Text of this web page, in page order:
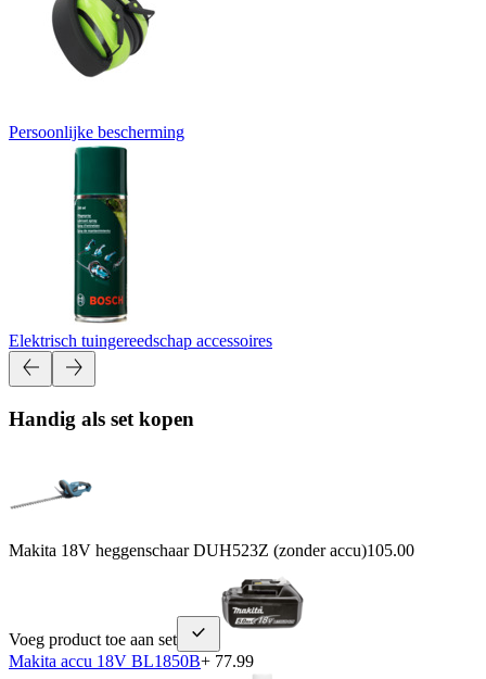
Persoonlijke bescherming
Elektrisch tuingereedschap accessoires
Handig als set kopen
Makita 18V heggenschaar DUH523Z (zonder accu)105.00
Voeg product toe aan set
Makita accu 18V BL1850B+ 77.99